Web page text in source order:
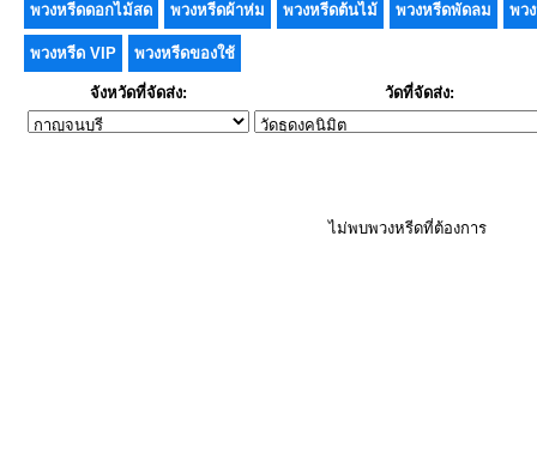
พวงหรีดดอกไม้สด พวงหรีดผ้าห่ม พวงหรีดต้นไม้ พวงหรีดพัดลม พว
พวงหรีด VIP พวงหรีดของใช้
จังหวัดที่จัดส่ง: วัดที่จัดส่ง:
ไม่พบพวงหรีดที่ต้องการ